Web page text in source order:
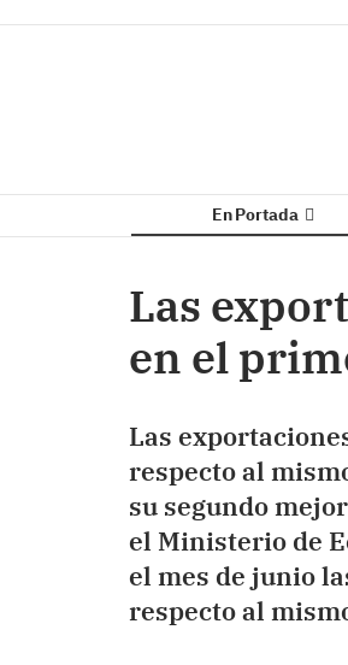
En Portada
Las
en el
Las
respecto al
su segundo
el Ministerio de
el mes de junio
respecto al